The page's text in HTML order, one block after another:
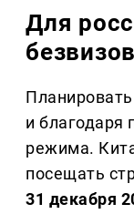
Для
и благодаря
режима.
посещать
31 декабря